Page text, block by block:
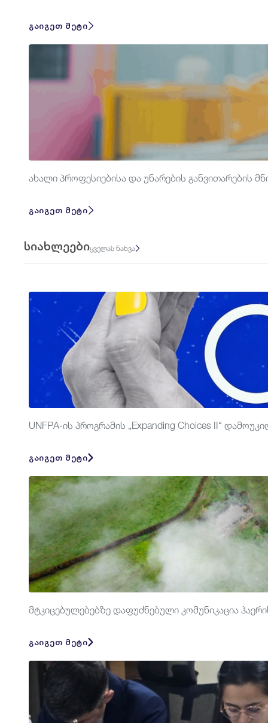
გაიგეთ მეტი
ახალი პროფესიებისა და უნარების განვითარების
გაიგეთ მეტი
სიახლეებიყველას ნახვა
UNFPA-ის პროგრამის „Expanding Choices II“
გაიგეთ მეტი
მტკიცებულებებზე დაფუძნებული კომუნიკაცია
გაიგეთ მეტი